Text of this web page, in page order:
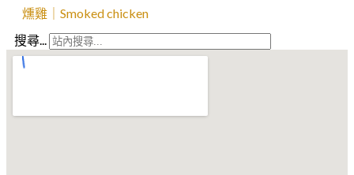
燻雞｜Smoked chicken
搜尋...